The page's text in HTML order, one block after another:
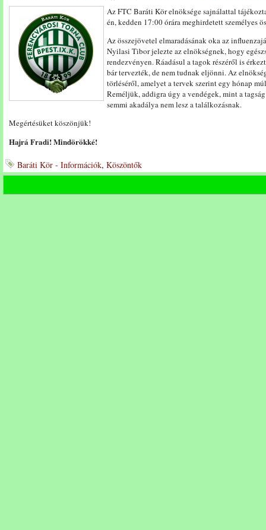
Az FTC Baráti Kör elnöksége sajnálattal
én, kedden 17:00 órára meghirdetett személyes
Az összejövetel elmaradásának oka az
Nyilasi Tibor jelezte az elnökségnek, hogy
rendezvényen. Ráadásul a tagok részéről is
bár tervezték, de nem tudnak eljönni. Az
törléséről, amelyet a tervek szerint egy hónap
Reméljük, addigra úgy a vendégek, mint a
semmi akadálya nem lesz a találkozásnak.
Megértésüket köszönjük!
Hajrá Fradi! Mindörökké!
Baráti Kör - Információk, Köszöntők